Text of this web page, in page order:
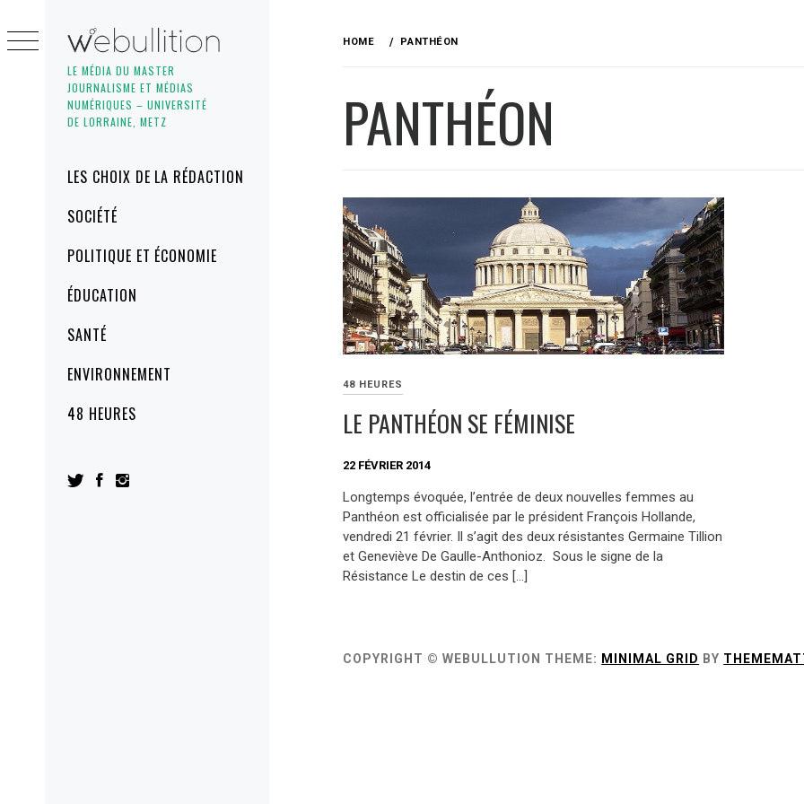
LE MÉDIA DU MASTER
JOURNALISME ET MÉDIAS
NUMÉRIQUES – UNIVERSITÉ
DE LORRAINE, METZ
MenuLES CHOIX DE LA RÉDACTION
SOCIÉTÉ
POLITIQUE ET ÉCONOMIE
ÉDUCATION
SANTÉ
ENVIRONNEMENT
48 HEURES
to
content
HOME PANTHÉON
PANTHÉON
48 HEURES
LE PANTHÉON SE FÉMINISE
22 FÉVRIER 2014
Longtemps évoquée, l’entrée de deux nouvelles femmes au
Panthéon est officialisée par le président François Hollande,
vendredi 21 février. Il s’agit des deux résistantes Germaine Tillion
et Geneviève De Gaulle-Anthonioz. Sous le signe de la
Résistance Le destin de ces […]
COPYRIGHT © WEBULLUTION THEME: MINIMAL GRID BY